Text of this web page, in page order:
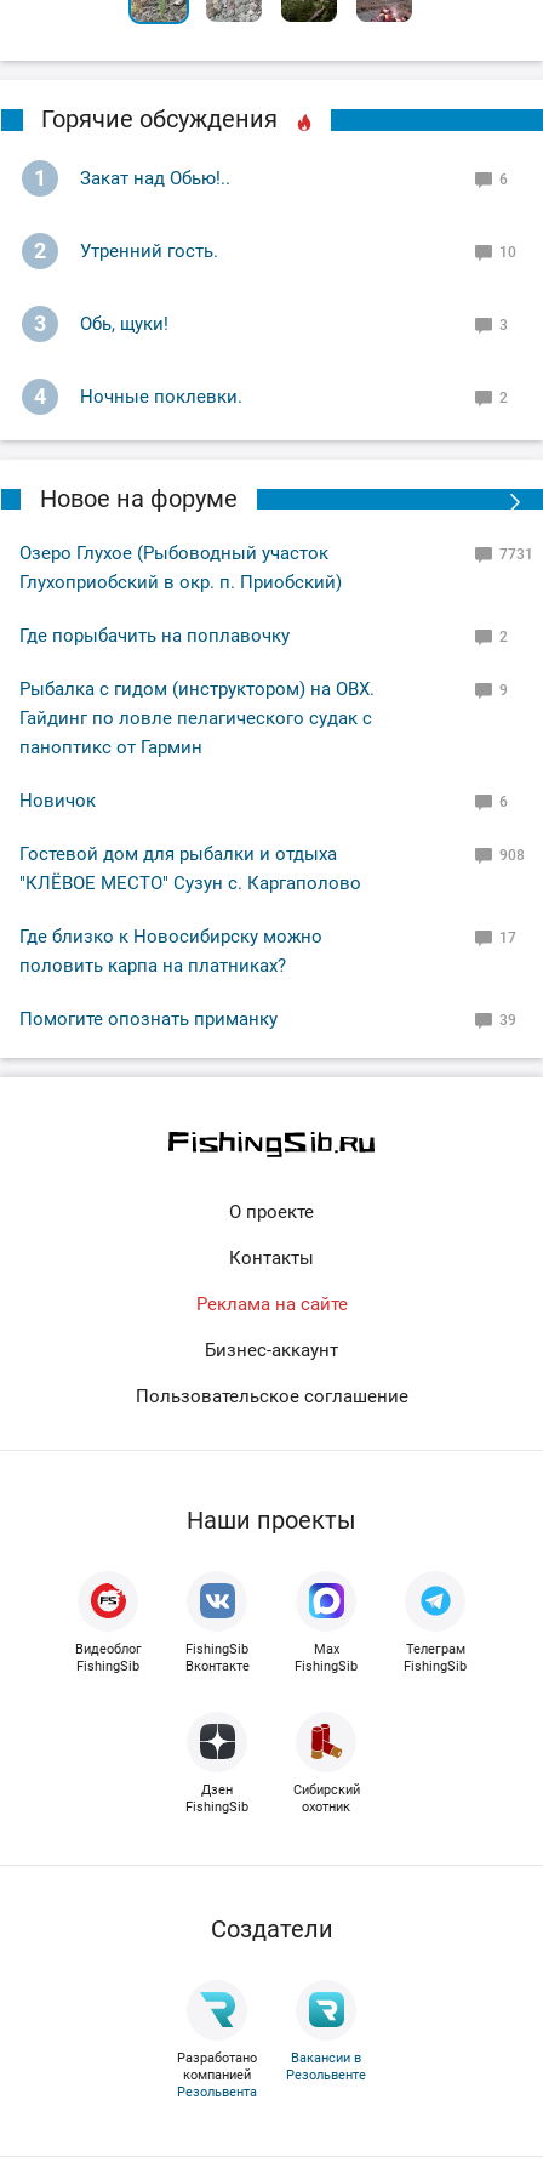
Горячие обсуждения
1 Закат над Обью!.. 6
2 Утренний гость. 10
3 Обь, щуки! 3
4 Ночные поклевки. 2
Новое на форуме
Озеро Глухое (Рыбоводный участок
Глухоприобский в окр. п. Приобский)
7731
Где порыбачить на поплавочку 2
Рыбалка с гидом (инструктором) на ОВХ.
Гайдинг по ловле пелагического судак с
паноптикс от Гармин
9
Новичок 6
Гостевой дом для рыбалки и отдыха
"КЛЁВОЕ МЕСТО" Сузун с. Каргаполово
908
Где близко к Новосибирску можно
половить карпа на платниках?
17
Помогите опознать приманку 39
О проекте
Контакты
Реклама на сайте
Бизнес-аккаунт
Пользовательское соглашение
Наши проекты
Видеоблог
FishingSib
FishingSib
Вконтакте
Max
FishingSib
Телеграм
FishingSib
Дзен
FishingSib
Сибирский
охотник
Cоздатели
Разработано
компанией
Резольвента
Вакансии в
Резольвенте